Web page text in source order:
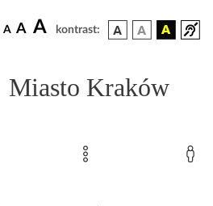
A A A kontrast:
Miasto Kraków